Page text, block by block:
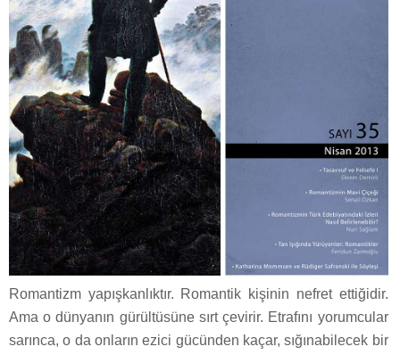
Romantizm yapışkanlıktır. Romantik kişinin nefret ettiğidir.
Ama o dünyanın gürültüsüne sırt çevirir. Etrafını yorumcular
sarınca, o da onların ezici gücünden kaçar, sığınabilecek bir